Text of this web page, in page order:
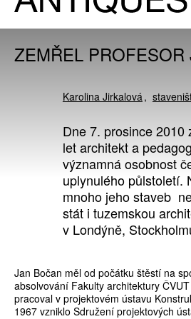
ZEMŘEL PROFESOR
Karolina Jirkalová
Dne 7. prosince 2010
let architekt a
významná osobnost
uplynulého půlstoletí.
mnoho jeho staveb
stát i tuzemskou
v Londýně,
Jan Bočan měl od počátku štěstí na
absolvování Fakulty architektury
pracoval v projektovém ústavu
1967 vzniklo Sdružení projektových